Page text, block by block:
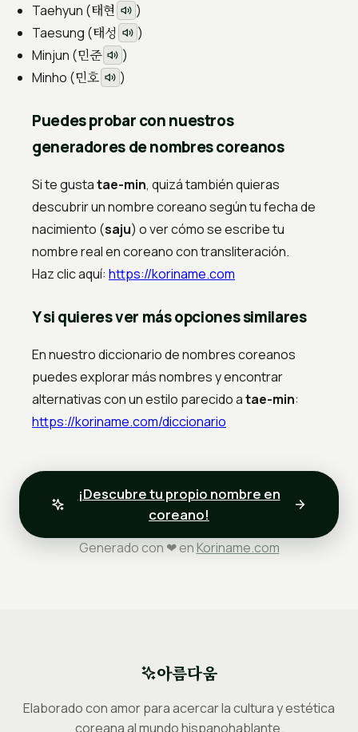
Taehyun (태현
)
Taesung (태성
)
Minjun (민준
)
Minho (민호 )
Puedes probar con nuestros
generadores de nombres coreanos
Si te gustatae-min, quizá también quieras
descubrir un nombre coreano según tu fecha de
nacimiento (saju) o ver cómo se escribe tu
nombre real en coreano con transliteración.
Haz clic aquí: https://koriname.com
Y si quieres ver más opciones similares
En nuestro diccionario de nombres coreanos
puedes explorar más nombres y encontrar
alternativas con un estilo parecido atae-min:
https://koriname.com/diccionario
¡Descubre tu propio nombre en
coreano!
Generado con ❤ en Koriname.com
아름다움
Elaborado con amor para acercar la cultura y estética
coreana al mundo hispanohablante.